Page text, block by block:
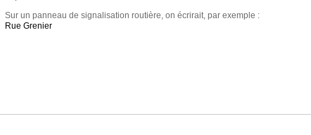
Sur un panneau de signalisation routière, on écrirait, par exemple :
Rue Grenier